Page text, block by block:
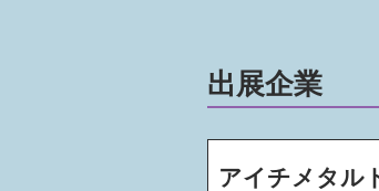
出展企業
アイチメタル